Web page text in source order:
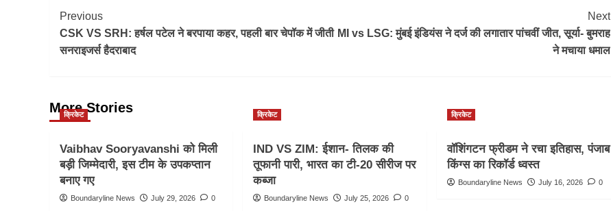
Post
Navigation
Previous
CSK VS SRH: हर्षल पटेल ने बरपाया कहर, पहली बार चेपॉक में जीती
सनराइजर्स हैदराबाद
Next
MI vs LSG: मुंबई इंडियंस ने दर्ज की लगातार पांचवीं जीत, सूर्या- बुमराह
ने मचाया धमाल
More Stories
क्रिकेट
Vaibhav Sooryavanshi को मिली
बड़ी जिम्मेदारी, इस टीम के उपकप्तान
बनाए गए
Boundaryline News July 29, 2026 0
क्रिकेट
IND VS ZIM: ईशान- तिलक की
तूफानी पारी, भारत का टी-20 सीरीज पर
कब्जा
Boundaryline News July 25, 2026 0
क्रिकेट
वॉशिंगटन फ्रीडम ने रचा इतिहास, पंजाब
किंग्स का रिकॉर्ड ध्वस्त
Boundaryline News July 16, 2026 0